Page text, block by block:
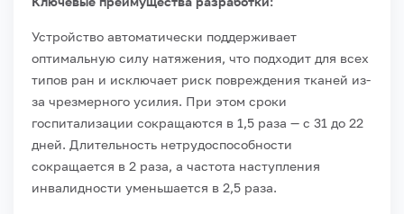
Устройство автоматически поддерживает
оптимальную силу натяжения, что подходит для всех
типов ран и исключает риск повреждения тканей из-
за чрезмерного усилия. При этом сроки
госпитализации сокращаются в 1,5 раза — с 31 до 22
дней. Длительность нетрудоспособности
сокращается в 2 раза, а частота наступления
инвалидности уменьшается в 2,5 раза.